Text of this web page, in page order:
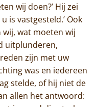
wij doen?’ Hij zei
is vastgesteld.’ Ook
wij, wat moeten wij
uitplunderen,
zijn met uw
was en iedereen
stelde, of hij niet de
allen het antwoord: